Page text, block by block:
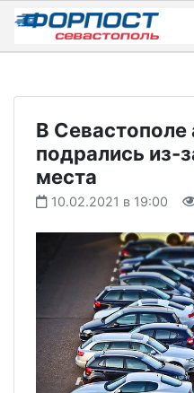
Skip
content
В
подрались из-
места
10.02.2021 в 19:00